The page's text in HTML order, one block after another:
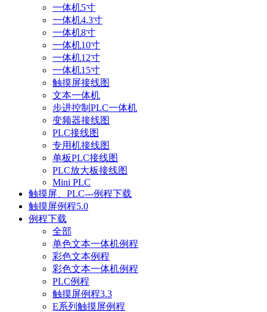
一体机5寸
一体机4.3寸
一体机8寸
一体机10寸
一体机12寸
一体机15寸
触摸屏接线图
文本一体机
步进控制PLC一体机
变频器接线图
PLC接线图
专用机接线图
单板PLC接线图
PLC放大板接线图
Mini PLC
触摸屏、PLC---例程下载
触摸屏例程5.0
例程下载
全部
单色文本一体机例程
彩色文本例程
彩色文本一体机例程
PLC例程
触摸屏例程3.3
E系列触摸屏例程